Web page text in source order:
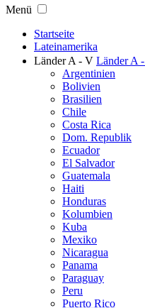
Menü
Startseite
Lateinamerika
Länder A - V Länder A
Argentinien
Bolivien
Brasilien
Chile
Costa Rica
Dom. Republik
Ecuador
El Salvador
Guatemala
Haiti
Honduras
Kolumbien
Kuba
Mexiko
Nicaragua
Panama
Paraguay
Peru
Puerto Rico